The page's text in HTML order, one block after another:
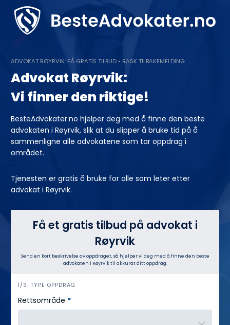
content
ADVOKAT RØYRVIK: FÅ GRATIS TILBUD • RASK TILBAKEMELDING
Advokat Røyrvik:
Vi finner den riktige!
BesteAdvokater.no hjelper deg med å finne den beste
advokaten i Røyrvik, slik at du slipper å bruke tid på å
sammenligne alle advokatene som tar oppdrag i
området.
Tjenesten er gratis å bruke for alle som leter etter
advokat i Røyrvik.
Få et gratis tilbud på advokat i
Røyrvik
Send en kort beskrivelse av oppdraget, så hjelper vi deg med å finne den beste
advokaten i Røyrvik til akkurat ditt oppdrag.
h
e
r
1/3: TYPE OPPDRAG
Rettsområde *